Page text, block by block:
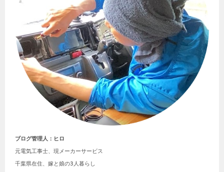
ブログ管理人：ヒロ
元電気工事士、現メーカーサービス
千葉県在住、嫁と娘の3人暮らし